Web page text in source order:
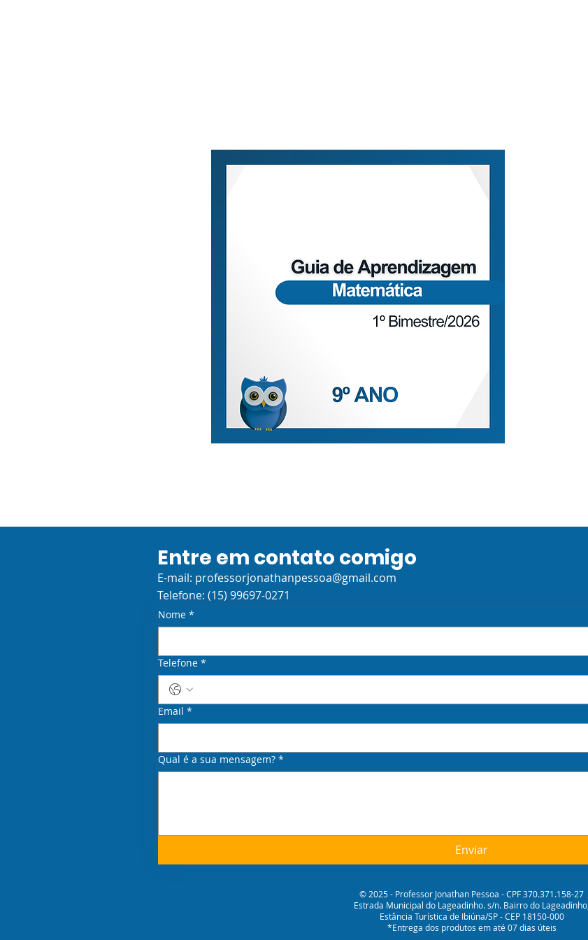
Entre em contato comigo
E-mail: professorjonathanpessoa@gmail.com
Telefone: (15) 99697-0271
Nome *
Telefone *
Email *
Qual é a sua mensagem? *
Enviar
© 2025 - Professor Jonathan Pessoa - CPF 370.371.158-27
Estrada Municipal do Lageadinho. s/n. Bairro do Lageadinho,
Estância Turística de Ibiúna/SP - CEP 18150-000
*Entrega dos produtos em até 07 dias úteis